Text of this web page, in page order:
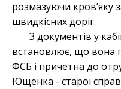
розмазуючи кров’яку
швидкісних доріг.
З документів у
встановлює, що вона
ФСБ і причетна до
Ющенка - старої